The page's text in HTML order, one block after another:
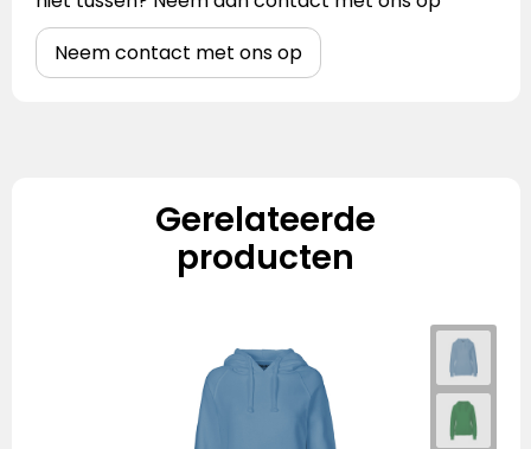
Neem contact met ons op
Gerelateerde
producten